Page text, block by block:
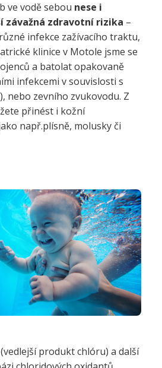
ve vodě sebou nese i
závažná zdravotní rizika –
infekce zažívacího traktu,
klinice v Motole jsme se
a batolat opakovaně
infekcemi v souvislosti s
nebo zevního zvukovodu. Z
přinést i kožní
např.plísně, molusky či
produkt chlóru) a další